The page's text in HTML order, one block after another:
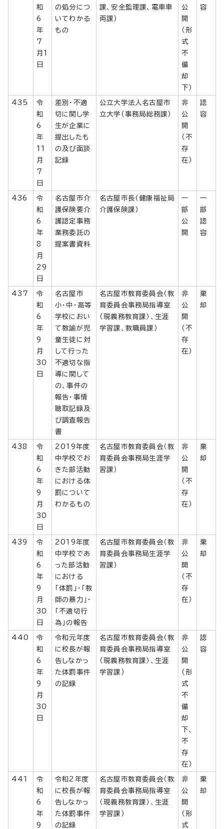
和
6
年
7
月1
日
の処分につ
いてわかる
もの
課、安全監理課、電車車
両課）
公
開
（形
式
不
備
却
下）
容
435
令
和
6
年
11
月
7
日
差別・不適
切に関し学
生が企業に
提出したも
の及び面談
記録
公立大学法人名古屋市
立大学（事務局総務課）
非
公
開
（不
存
在）
認
容
436
令
和
6
年
8
月
29
日
名古屋市介
護保険要介
護認定事務
業務委託の
提案書資料
名古屋市長（健康福祉局
介護保険課）
一
部
公
開
一
部
認
容
437
令
和
6
年
9
月
30
日
名古屋市
小・中・高等
学校におい
て教諭が児
童生徒に対
して行った
不適切な指
導に関して
の、事件の
報告・事情
聴取記録及
び調査報告
書
名古屋市教育委員会（教
育委員会事務局指導室
（現義務教育課）、生涯
学習課、教職員課）
非
公
開
（不
存
在）
棄
却
438
令
和
6
年
9
月
30
日
2019年度
中学校でお
きた部活動
における体
罰について
わかるもの
名古屋市教育委員会（教
育委員会事務局生涯学
習課）
非
公
開
（不
存
在）
棄
却
439
令
和
6
年
9
月
30
日
2019年度
中学校であ
った部活動
における
「体罰」・「教
師の暴力」・
「不適切行
為」の報告
名古屋市教育委員会（教
育委員会事務局生涯学
習課）
非
公
開
（不
存
在）
棄
却
440
令
和
6
年
9
月
30
日
令和元年度
に校長が報
告しなかっ
た体罰事件
の記録
名古屋市教育委員会（教
育委員会事務局指導室
（現義務教育課）、生涯
学習課）
非
公
開
（形
式
不
備
却
下、
不
存
在）
認
容
441
令
和
6
年
9
令和2年度
に校長が報
告しなかっ
た体罰事件
の記録
名古屋市教育委員会（教
育委員会事務局指導室
（現義務教育課）、生涯
学習課）
非
公
開
（形
式
棄
却